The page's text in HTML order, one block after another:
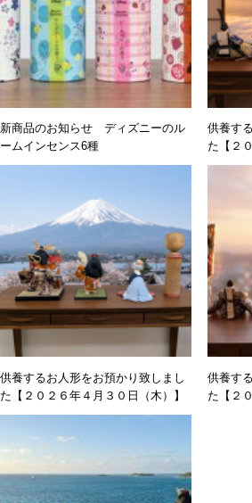
新商品のお知らせ ディズニーのル
ームインセンス6種
供養す
た【２
供養するお人形をお預かり致しまし
た【２０２６年４月３０日（木）】
供養す
た【２